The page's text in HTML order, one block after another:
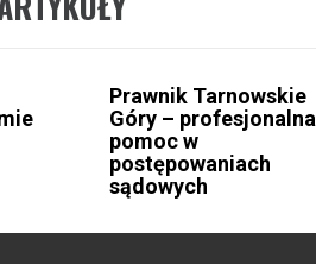
Prawnik Tarnowskie
Góry – profesjonalna
pomoc w
postępowaniach
sądowych